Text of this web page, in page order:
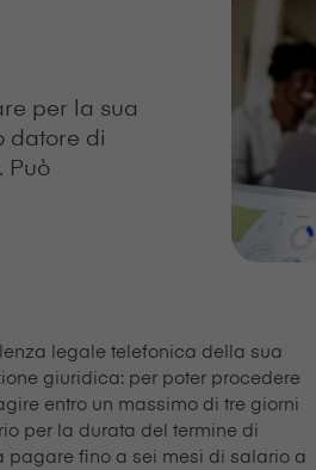
per la sua
datore di
Può
legale telefonica della sua
giuridica: per poter procedere
entro un massimo di tre giorni
per la durata del termine di
pagare fino a sei mesi di salario a